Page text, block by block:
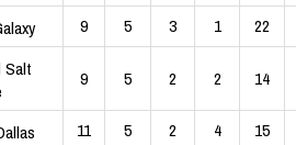
9 5 3 1 22
Salt
9 5 2 2 14
11 5 2 4 15